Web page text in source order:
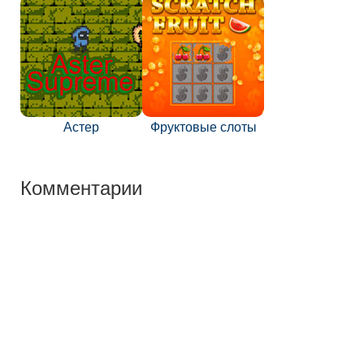
Астер Фруктовые слоты
Комментарии